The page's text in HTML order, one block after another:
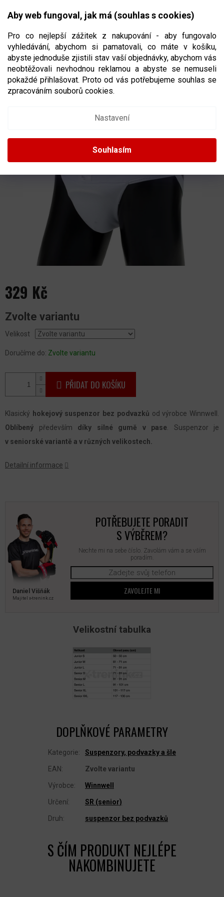
Aby web fungoval, jak má (souhlas s cookies)
Pro co nejlepší zážitek z nakupování - aby fungovalo
vyhledávání, abychom si pamatovali, co máte v košíku,
abyste jednoduše zjistili stav vaší objednávky, abychom vás
neobtěžovali nevhodnou reklamou a abyste se nemuseli
pokaždé přihlašovat. Proto od vás potřebujeme souhlas se
zpracováním souborů cookies.
Nastavení
Souhlasím
CZK
NÁKUPNÍ
HOKEJOVÝ SUSPENZOR WINNWELL
ORIGINALVELIKOST SENIOR
329 Kč
cena:
Zvolte variantu
Velikost
Doručíme do: Zvolte variantu
PŘIDAT DO KOŠÍKU
Klasický hokejový suspenzor bez podvazků od výrobce Winnwell.
Oblíbený především díky silné gumě v pase . Suspenzor je
v seniorské variantě a v různých velikostech.
Detailní informace
Daniel Višňák
Majitel x‑trenink.cz
POTŘEBUJETE PORADIT
S VÝBĚREM?
Nechte mi na sebe číslo. Zavolám vám a se vším
poradím.
ZAVOLEJTE MI
Velikostní tabulka
DOPLŇKOVÉ PARAMETRY
Kategorie: Suspenzory, podvazky a šle
EAN: Zvolte variantu
Výrobce: Winnwell
Určení: SR (senior)
Druh: suspenzor bez podvazků